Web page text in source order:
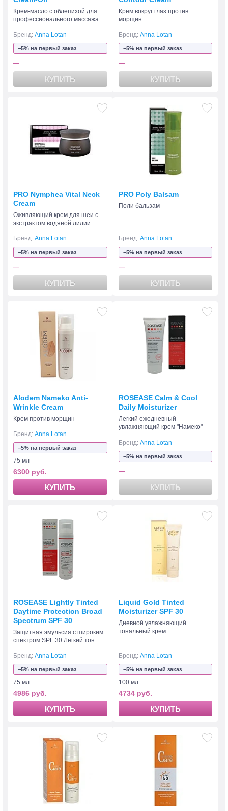
Крем-масло с облепихой для
профессионального массажа
Бренд: Anna Lotan
−5% на первый заказ
—
КУПИТЬ
Крем вокруг глаз против
морщин
Бренд: Anna Lotan
−5% на первый заказ
—
КУПИТЬ
PRO Nymphea Vital Neck
Cream
Оживляющий крем для шеи с
экстрактом водяной лилии
Бренд: Anna Lotan
−5% на первый заказ
—
КУПИТЬ
PRO Poly Balsam
Поли бальзам
Бренд: Anna Lotan
−5% на первый заказ
—
КУПИТЬ
Alodem Nameko Anti-
Wrinkle Cream
Крем против морщин
Бренд: Anna Lotan
−5% на первый заказ
75 мл
6300 руб.
КУПИТЬ
ROSEASE Calm & Cool
Daily Moisturizer
Легкий ежедневный
увлажняющий крем "Намеко"
Бренд: Anna Lotan
−5% на первый заказ
—
КУПИТЬ
ROSEASE Lightly Tinted
Daytime Protection Broad
Spectrum SPF 30
Защитная эмульсия с широким
спектром SPF 30 Легкий тон
Бренд: Anna Lotan
−5% на первый заказ
75 мл
4986 руб.
КУПИТЬ
Liquid Gold Tinted
Moisturizer SPF 30
Дневной увлажняющий
тональный крем
Бренд: Anna Lotan
−5% на первый заказ
100 мл
4734 руб.
КУПИТЬ